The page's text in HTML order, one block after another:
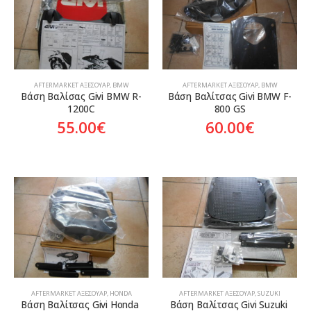
AFTERMARKET ΑΞΕΣΟΥΆΡ, BMW
Βάση Βαλίσας Givi BMW R-
1200C
55.00€
AFTERMARKET ΑΞΕΣΟΥΆΡ, BMW
Βάση Βαλίτσας Givi BMW F-
800 GS
60.00€
AFTERMARKET ΑΞΕΣΟΥΆΡ, HONDA
Βάση Βαλίτσας Givi Honda
AFTERMARKET ΑΞΕΣΟΥΆΡ,SUZUKI
Βάση Βαλίτσας Givi Suzuki